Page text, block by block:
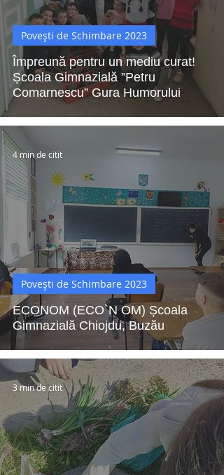
Împreună pentru un mediu curat!
Școala Gimnazială ”Petru
Comarnescu” Gura Humorului
Povești de Schimbare 2023
ECONOM (ECO`N OM) Școala
Gimnazială Chiojdu, Buzău
Povești de Schimbare 2023
4 min de citit
3 min de citit